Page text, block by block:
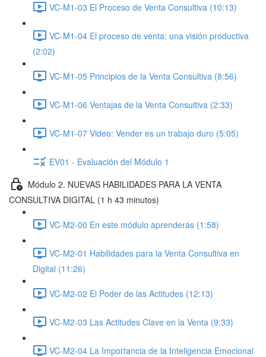
VC-M1-03 El Proceso de Venta Consultiva (10:13)
VC-M1-04 El proceso de venta: una visión productiva
(2:02)
VC-M1-05 Principios de la Venta Consultiva (8:56)
VC-M1-06 Ventajas de la Venta Consultiva (2:33)
VC-M1-07 Video: Vender es un trabajo duro (5:05)
EV01 - Evaluación del Módulo 1
Módulo 2. NUEVAS HABILIDADES PARA LA VENTA
CONSULTIVA DIGITAL (1 h 43 minutos)
VC-M2-00 En este módulo aprenderás (1:58)
VC-M2-01 Habilidades para la Venta Consultiva en
Digital (11:26)
VC-M2-02 El Poder de las Actitudes (12:13)
VC-M2-03 Las Actitudes Clave en la Venta (9:33)
VC-M2-04 La Importancia de la Inteligencia Emocional